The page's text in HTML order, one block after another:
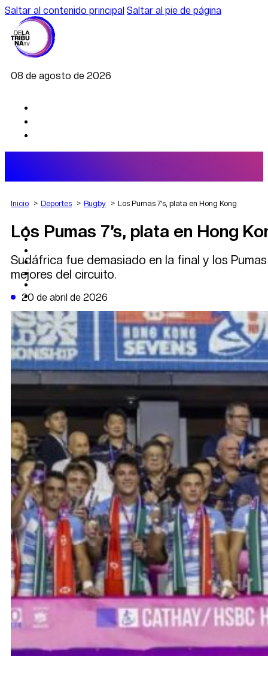
Saltar al contenido principal Saltar al pie de página
08 de agosto de 2026
AGRO
DEPORTES
POLÍTICA
CAMBIO CLIMÁTICO
DE LA TRIBUNA TV
Inicio Deportes Rugby Los Pumas 7’s, plata en Hong Kong
Los Pumas 7’s, plata en Hong
Sudáfrica fue demasiado en la final y los
mejores del circuito.
20 de abril de 2026